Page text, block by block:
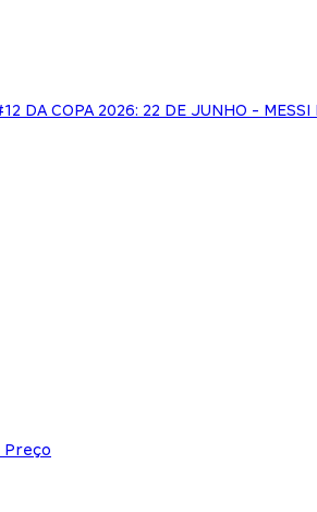
DA COPA 2026: 22 DE JUNHO -
Preço